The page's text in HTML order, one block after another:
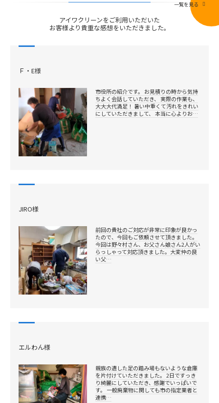
アイワクリーンをご利用いただいた
お客様より貴重な感想をいただきました。
一覧を見る
Ｆ・E様
市役所の紹介です。 お見積りの時から気持
ちよく会話していただき、 実際の作業も、
大大大代満足！ 暑い中重くて汚れをきれい
にしていただきまして、 本当に心よりお…
JIRO様
前回の貴社のご対応が非常に印象が良かっ
たので、今回もご依頼させて頂きました。
今回は野々村さん、お父さん娘さん2人がい
らっしゃって対応頂きました。大変仲の良
い父…
エルわん様
親族の遺した足の踏み場もないような倉庫
を片付けていただきました。 2日ですっき
り綺麗にしていただき、感謝でいっぱいで
す。 一般廃棄物に関しても市の指定業者と
連携…